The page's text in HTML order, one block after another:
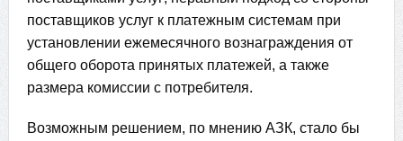
поставщиков услуг к платежным системам при
установлении ежемесячного вознаграждения от
общего оборота принятых платежей, а также
размера комиссии с потребителя.
Возможным решением, по мнению АЗК, стало бы